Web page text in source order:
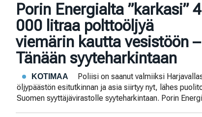
Porin Energialta ”karkasi”
000 litraa polttoöljyä
viemärin kautta vesistöön –
Tänään syyteharkintaan
KOTIMAA
Poliisi on saanut valmiiksi
öljypäästön esitutkinnan ja asia siirtyy nyt, lähes
Suomen syyttäjävirastolle syyteharkintaan. Porin